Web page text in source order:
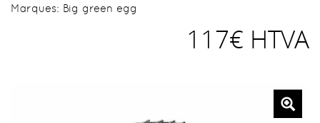
Marques: Big green egg
117€ HTVA